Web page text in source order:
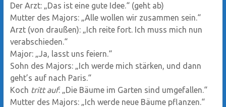
Der Arzt: „Das ist eine gute Idee.“ (geht ab)
Mutter des Majors: „Alle wollen wir zusammen sein.“
Arzt (von draußen): „Ich reite fort. Ich muss mich nun
verabschieden.“
Major: „Ja, lasst uns feiern.“
Sohn des Majors: „Ich werde mich stärken, und dann
geht’s auf nach Paris.“
Koch tritt auf: „Die Bäume im Garten sind umgefallen.“
Mutter des Majors: „Ich werde neue Bäume pflanzen.“